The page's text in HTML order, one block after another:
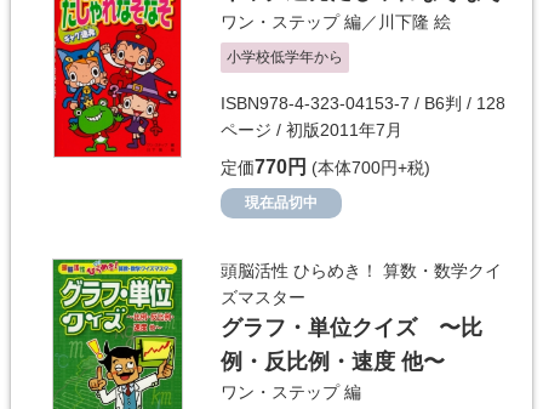
ワン・ステップ編／ 川下隆 絵
小学校低学年から
ISBN978-4-323-04153-7 / B6判 / 128
ページ / 初版2011年7月
定価770円 (本体700円+税)
現在品切中
頭脳活性 ひらめき！ 算数・数学クイ
ズマスター
グラフ・単位クイズ 〜比
例・反比例・速度 他〜
ワン・ステップ編